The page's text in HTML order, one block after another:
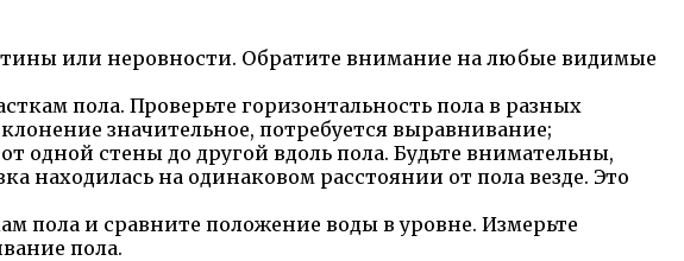
или неровности. Обратите внимание на любые видимые
пола. Проверьте горизонтальность пола в разных
значительное, потребуется выравнивание;
одной стены до другой вдоль пола. Будьте внимательны,
находилась на одинаковом расстоянии от пола везде. Это
пола и сравните положение воды в уровне. Измерьте
пола.